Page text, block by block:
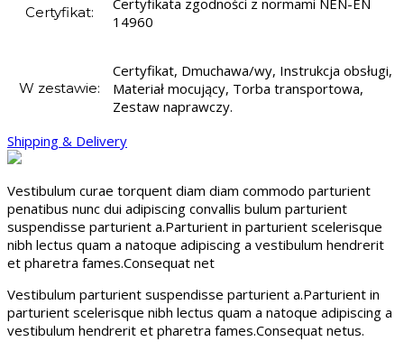
Certyfikat:
14960
W zestawie:
Certyfikat, Dmuchawa/wy, Instrukcja obsługi,
Materiał mocujący, Torba transportowa,
Zestaw naprawczy.
Shipping & Delivery
Vestibulum curae torquent diam diam commodo parturient
penatibus nunc dui adipiscing convallis bulum parturient
suspendisse parturient a.Parturient in parturient scelerisque
nibh lectus quam a natoque adipiscing a vestibulum hendrerit
et pharetra fames.Consequat net
Vestibulum parturient suspendisse parturient a.Parturient in
parturient scelerisque nibh lectus quam a natoque adipiscing a
vestibulum hendrerit et pharetra fames.Consequat netus.